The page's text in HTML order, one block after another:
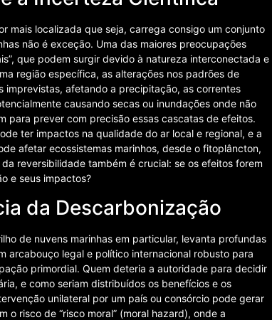
mais localizada que seja, carrega consigo um conjunto
não é exceção. Uma das maiores preocupações
que podem surgir devido à natureza interconectada e
região específica, as alterações nos padrões de
imprevistas, afetando a precipitação, as correntes
causando secas ou inundações onde não
para prever com precisão essas cascatas de efeitos.
ter impactos na qualidade do ar local e regional, e a
afetar ecossistemas marinhos, desde o fitoplâncton,
reversibilidade também é crucial: se os efeitos forem
e seus impactos?
da Descarbonização
de nuvens marinhas em particular, levanta profundas
arcabouço legal e político internacional robusto para
primordial. Quem deteria a autoridade para decidir
e como seriam distribuídos os benefícios e os
unilateral por um país ou consórcio pode gerar
risco de “risco moral” (moral hazard), onde a